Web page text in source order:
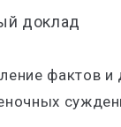
доклад
фактов и